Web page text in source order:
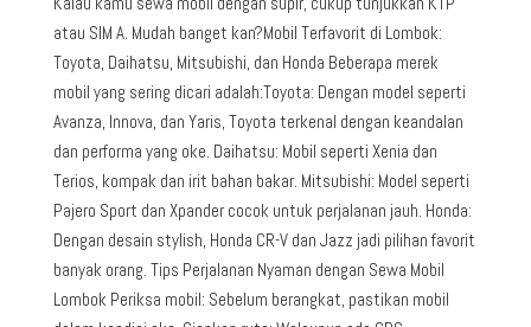
atau SIM A. Mudah banget kan?Mobil Terfavorit di Lombok:
Toyota, Daihatsu, Mitsubishi, dan Honda Beberapa merek
mobil yang sering dicari adalah:Toyota: Dengan model seperti
Avanza, Innova, dan Yaris, Toyota terkenal dengan keandalan
dan performa yang oke. Daihatsu: Mobil seperti Xenia dan
Terios, kompak dan irit bahan bakar. Mitsubishi: Model seperti
Pajero Sport dan Xpander cocok untuk perjalanan jauh. Honda:
Dengan desain stylish, Honda CR-V dan Jazz jadi pilihan favorit
banyak orang. Tips Perjalanan Nyaman dengan Sewa Mobil
Lombok Periksa mobil: Sebelum berangkat, pastikan mobil